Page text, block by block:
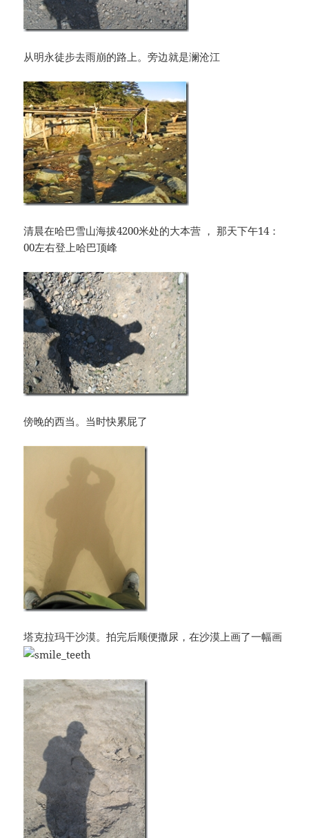
从明永徒步去雨崩的路上。旁边就是澜沧江
清晨在哈巴雪山海拔4200米处的大本营 ， 那天下午14：
00左右登上哈巴顶峰
傍晚的西当。当时快累屁了
塔克拉玛干沙漠。拍完后顺便撒尿，在沙漠上画了一幅画